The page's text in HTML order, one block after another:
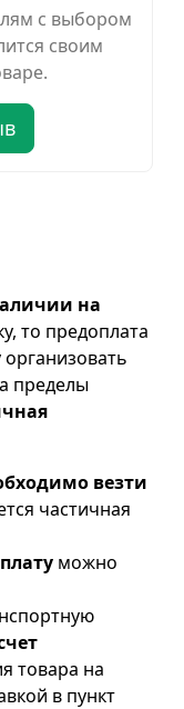
с выбором
своим
на
то предоплата
пределы
везти
частичная
можно
товара на
в пункт